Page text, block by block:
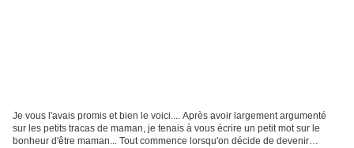
Je vous l'avais promis et bien le voici.... Après avoir largement argumenté
sur les petits tracas de maman, je tenais à vous écrire un petit mot sur le
bonheur d'être maman... Tout commence lorsqu'on décide de devenir